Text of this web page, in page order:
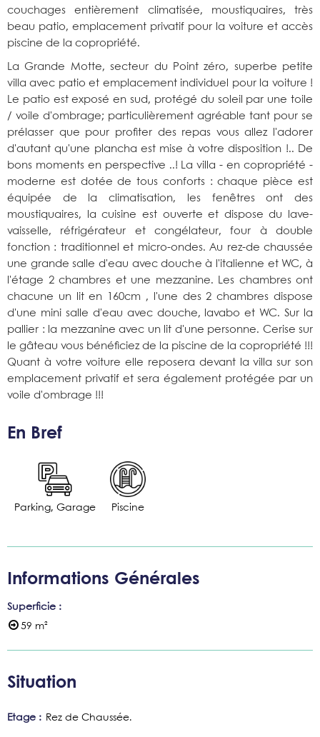
couchages entièrement climatisée, moustiquaires, très
beau patio, emplacement privatif pour la voiture et accès
piscine de la copropriété.
La Grande Motte, secteur du Point zéro, superbe petite
villa avec patio et emplacement individuel pour la voiture !
Le patio est exposé en sud, protégé du soleil par une toile
/ voile d'ombrage; particulièrement agréable tant pour se
prélasser que pour profiter des repas vous allez l'adorer
d'autant qu'une plancha est mise à votre disposition !.. De
bons moments en perspective ..! La villa - en copropriété -
moderne est dotée de tous conforts : chaque pièce est
équipée de la climatisation, les fenêtres ont des
moustiquaires, la cuisine est ouverte et dispose du lave-
vaisselle, réfrigérateur et congélateur, four à double
fonction : traditionnel et micro-ondes. Au rez-de chaussée
une grande salle d'eau avec douche à l'italienne et WC, à
l'étage 2 chambres et une mezzanine. Les chambres ont
chacune un lit en 160cm , l'une des 2 chambres dispose
d'une mini salle d'eau avec douche, lavabo et WC. Sur la
pallier : la mezzanine avec un lit d'une personne. Cerise sur
le gâteau vous bénéficiez de la piscine de la copropriété !!!
Quant à votre voiture elle reposera devant la villa sur son
emplacement privatif et sera également protégée par un
voile d'ombrage !!!
En Bref
Parking, Garage Piscine
Informations Générales
Superficie :
59 m²
Situation
Etage : Rez de Chaussée